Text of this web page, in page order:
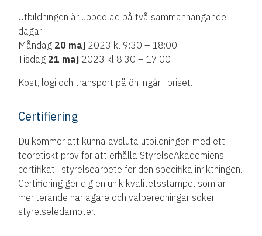
Utbildningen är uppdelad på två sammanhängande
dagar:
Måndag 20 maj 2023 kl 9:30 – 18:00
Tisdag 21 maj 2023 kl 8:30 – 17:00
Kost, logi och transport på ön ingår i priset.
Certifiering
Du kommer att kunna avsluta utbildningen med ett
teoretiskt prov för att erhålla StyrelseAkademiens
certifikat i styrelsearbete för den specifika inriktningen.
Certifiering ger dig en unik kvalitetsstämpel som är
meriterande när ägare och valberedningar söker
styrelse­ledamöter.